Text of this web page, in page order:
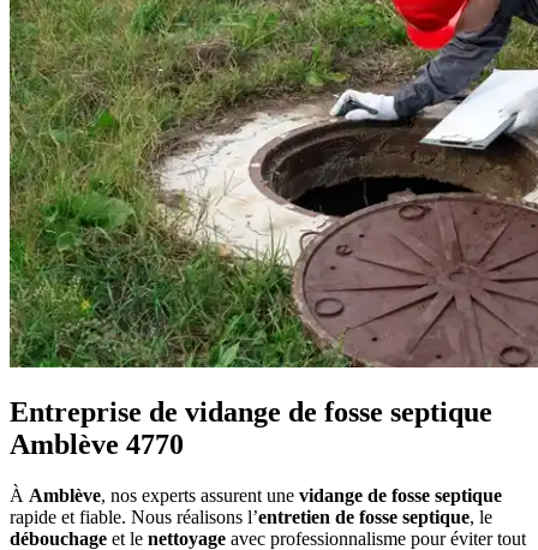
Entreprise de vidange de fosse septique
Amblève 4770
À Amblève, nos experts assurent une vidange de fosse septique
rapide et fiable. Nous réalisons l’entretien de fosse septique, le
débouchage et le nettoyage avec professionnalisme pour éviter tout